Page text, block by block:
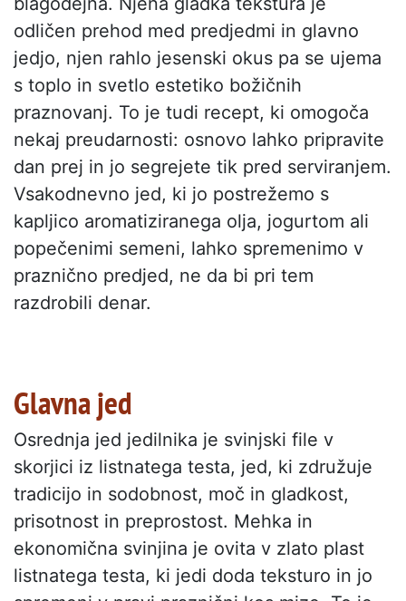
odličen prehod med predjedmi in glavno
jedjo, njen rahlo jesenski okus pa se ujema
s toplo in svetlo estetiko božičnih
praznovanj. To je tudi recept, ki omogoča
nekaj preudarnosti: osnovo lahko pripravite
dan prej in jo segrejete tik pred serviranjem.
Vsakodnevno jed, ki jo postrežemo s
kapljico aromatiziranega olja, jogurtom ali
popečenimi semeni, lahko spremenimo v
praznično predjed, ne da bi pri tem
razdrobili denar.
Glavna jed
Osrednja jed jedilnika je svinjski file v
skorjici iz listnatega testa, jed, ki združuje
tradicijo in sodobnost, moč in gladkost,
prisotnost in preprostost. Mehka in
ekonomična svinjina je ovita v zlato plast
listnatega testa, ki jedi doda teksturo in jo